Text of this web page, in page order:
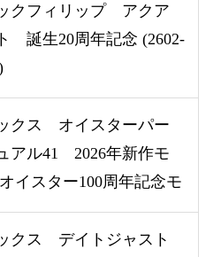
クフィリップ アクア
誕生20周年記念 (2602-
クス オイスターパー
アル41 2026年新作モ
イスター100周年記念モ
144N)
クス デイトジャスト